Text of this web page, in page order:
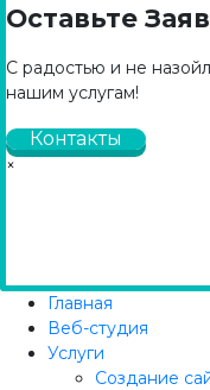
Оставьте
С радостью и не
нашим услугам!
Контакты
×
Главная
Веб-студия
Услуги
Создание